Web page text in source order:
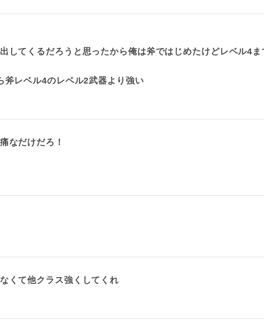
してくるだろうと思ったから俺は斧ではじめたけどレベル4ま
斧レベル4のレベル2武器より強い
なだけだろ！
くて他クラス強くしてくれ